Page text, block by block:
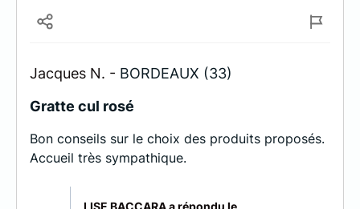
Jacques N. - BORDEAUX (33)
Gratte cul rosé
Bon conseils sur le choix des produits proposés.
Accueil très sympathique.